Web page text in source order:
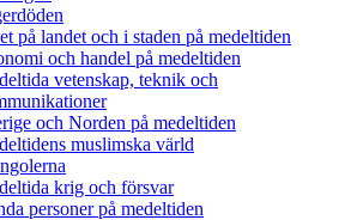
på landet och i staden på medeltiden
och handel på medeltiden
vetenskap, teknik och
och Norden på medeltiden
muslimska värld
krig och försvar
personer på medeltiden